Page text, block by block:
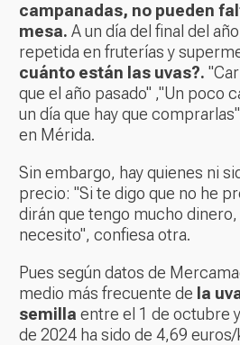
campanadas, no pueden
mesa. A un día del final del
repetida en fruterías y
cuánto están las uvas?.
que el año pasado" ,"Un poco
un día que hay que
en Mérida.
Sin embargo, hay quienes ni
precio: "Si te digo que no he
dirán que tengo mucho
necesito", confiesa otra.
Pues según datos de
medio más frecuente de la
semilla entre el 1 de octubre
de 2024 ha sido de 4,69